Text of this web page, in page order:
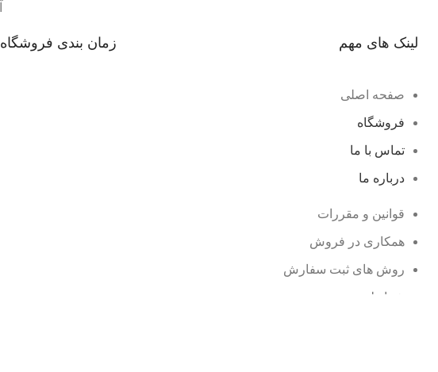
لینک های مهم
صفحه اصلی
فروشگاه
تماس با ما
درباره ما
قوانین و مقررات
همکاری در فروش
روش های ثبت سفارش
شرایط مرجوعی
زمان بندی فروشگاه